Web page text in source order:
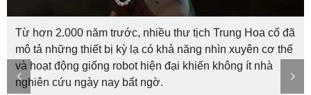
Từ hơn 2.000 năm trước, nhiều thư tịch Trung Hoa cổ đã
mô tả những thiết bị kỳ lạ có khả năng nhìn xuyên cơ thể
và hoạt động giống robot hiện đại khiến không ít nhà
nghiên cứu ngày nay bất ngờ.